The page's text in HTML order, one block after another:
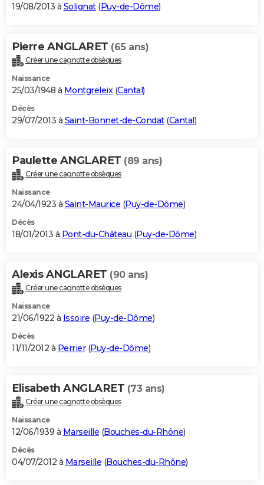
19/08/2013 à Solignat(Puy-de-Dôme)
Pierre ANGLARET (65 ans)
Créer une cagnotte obsèques
Naissance
25/03/1948 à Montgreleix(Cantal)
Décès
29/07/2013 à Saint-Bonnet-de-Condat(Cantal)
Paulette ANGLARET (89 ans)
Créer une cagnotte obsèques
Naissance
24/04/1923 à Saint-Maurice (Puy-de-Dôme)
Décès
18/01/2013 à Pont-du-Château (Puy-de-Dôme)
Alexis ANGLARET (90 ans)
Créer une cagnotte obsèques
Naissance
21/06/1922 à Issoire (Puy-de-Dôme)
Décès
11/11/2012 à Perrier(Puy-de-Dôme)
Elisabeth ANGLARET (73 ans)
Créer une cagnotte obsèques
Naissance
12/06/1939 à Marseille (Bouches-du-Rhône)
Décès
04/07/2012 à Marseille (Bouches-du-Rhône)